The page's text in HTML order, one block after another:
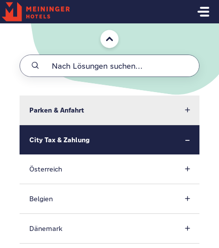
Zum hauptsächlichen Inhalt gehen
Parken & Anfahrt
City Tax & Zahlung
Österreich
Belgien
Dänemark